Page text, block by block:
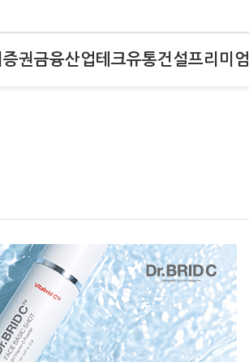
증권금융산업테크유통건설프리미엄